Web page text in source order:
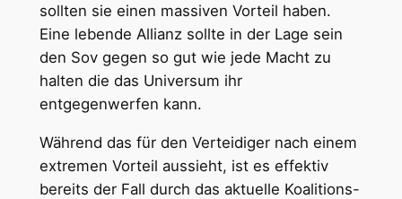
sollten sie einen massiven Vorteil haben.
Eine lebende Allianz sollte in der Lage sein
den Sov gegen so gut wie jede Macht zu
halten die das Universum ihr
entgegenwerfen kann.
Während das für den Verteidiger nach einem
extremen Vorteil aussieht, ist es effektiv
bereits der Fall durch das aktuelle Koalitions-